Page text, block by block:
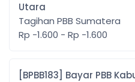
Utara
Tagihan PBB Sumatera
Rp -1.600 - Rp -1.600
[BPBB183] Bayar